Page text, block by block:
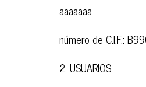
aaaaaaa
número de C.I.F.:
2. USUARIOS